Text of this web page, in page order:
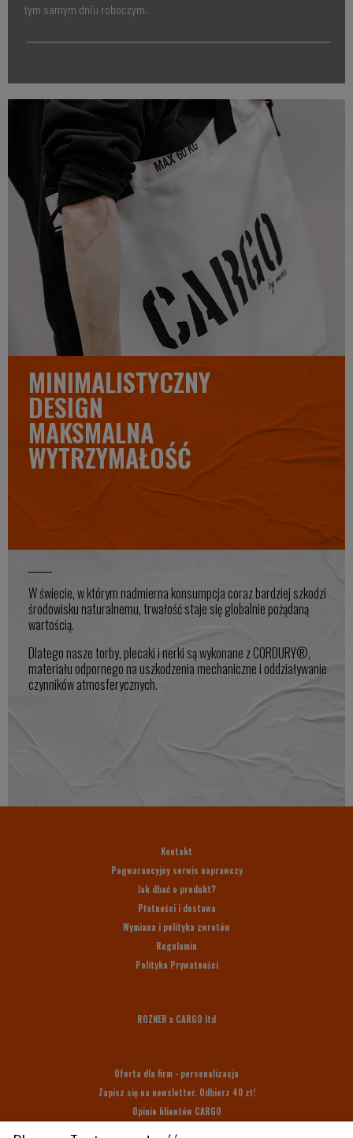
tym samym dniu roboczym.
MINIMALISTYCZNY
DESIGN
MAKSMALNA
WYTRZYMAŁOŚĆ
W świecie, w którym nadmierna konsumpcja coraz bardziej szkodzi
środowisku naturalnemu, trwałość staje się globalnie pożądaną
wartością.
Dlatego nasze torby, plecaki i nerki są wykonane z CORDURY®,
materiału odpornego na uszkodzenia mechaniczne i oddziaływanie
czynników atmosferycznych.
Kontakt
Pogwarancyjny serwis naprawczy
Jak dbać o produkt?
Płatności i dostawa
Wymiana i polityka zwrotów
Regulamin
Polityka Prywatności
ROZNER x CARGO ltd
Oferta dla firm - personalizacja
Zapisz się na newsletter. Odbierz 40 zł!
Opinie klientów CARGO